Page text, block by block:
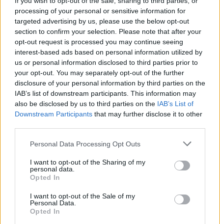
processing of your personal or sensitive information for
targeted advertising by us, please use the below opt-out
section to confirm your selection. Please note that after your
opt-out request is processed you may continue seeing
interest-based ads based on personal information utilized by
us or personal information disclosed to third parties prior to
your opt-out. You may separately opt-out of the further
disclosure of your personal information by third parties on the
IAB’s list of downstream participants. This information may
also be disclosed by us to third parties on the IAB’s List of
Downstream Participants that may further disclose it to other
Please note that this website/app uses one or more Google
not limited to your visit or usage behaviour. You may click to
grant or deny consent to Google and its third-party tags to
use your data for below specified purposes in below Google
consent section.
Personal Data Processing Opt Outs
I want to opt-out of the Sharing of my
personal data.
Opted In
I want to opt-out of the Sale of my
Personal Data.
Opted In
tudományos kutatásokért felelős
tisztviselőnek nevezték ki 1956-ban. 1969-
ban vált e kutatások vezetőjévé az
Edinburghi Egyetemen. 1976-ban lett a
Cambridge-i Egyetemen működő déli-sarki
kutatócsoport fizikai részlegének vezetője.
Ekkortól szentelte figyelmét az Antarktisz
fölötti ózonréteg alakulásának.
Az Antarktisz feletti ózonlyuk az 1980-as évek
eleje óta alakul ki évről-évre. Az ózonréteg
elvékonyodásáért nagyrészt az ember által
előállított vegyületekből - CFC-gázokból -
gyorsasággal képes szétzúzni az
ózonmolekulákat bizonyos körülmények
sztratoszféra hőmérséklete is meghatározó
szerepet játszik. Az ózonréteg természetes